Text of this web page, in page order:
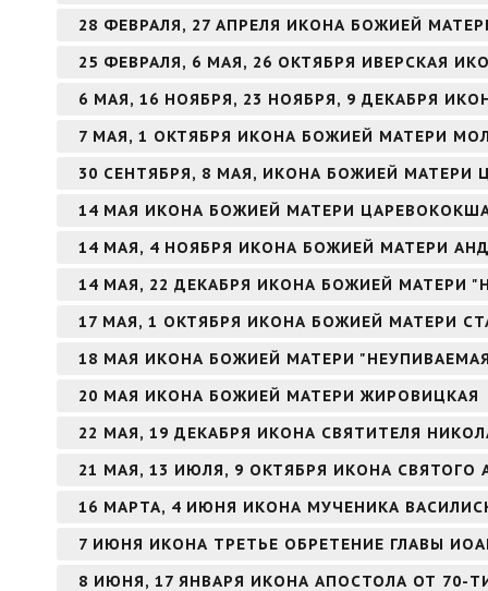
28 ФЕВРАЛЯ, 27 АПРЕЛЯ ИКОНА БОЖИЕЙ
25 ФЕВРАЛЯ, 6 МАЯ, 26 ОКТЯБРЯ ИВЕРСКАЯ
6 МАЯ, 16 НОЯБРЯ, 23 НОЯБРЯ, 9 ДЕКАБРЯ
7 МАЯ, 1 ОКТЯБРЯ ИКОНА БОЖИЕЙ МАТЕРИ
30 СЕНТЯБРЯ, 8 МАЯ, ИКОНА БОЖИЕЙ МАТЕРИ
14 МАЯ ИКОНА БОЖИЕЙ МАТЕРИ
14 МАЯ, 4 НОЯБРЯ ИКОНА БОЖИЕЙ МАТЕРИ
14 МАЯ, 22 ДЕКАБРЯ ИКОНА БОЖИЕЙ МАТЕРИ
17 МАЯ, 1 ОКТЯБРЯ ИКОНА БОЖИЕЙ МАТЕРИ
18 МАЯ ИКОНА БОЖИЕЙ МАТЕРИ
20 МАЯ ИКОНА БОЖИЕЙ МАТЕРИ ЖИРОВИЦКАЯ
22 МАЯ, 19 ДЕКАБРЯ ИКОНА СВЯТИТЕЛЯ
21 МАЯ, 13 ИЮЛЯ, 9 ОКТЯБРЯ ИКОНА
16 МАРТА, 4 ИЮНЯ ИКОНА МУЧЕНИКА
7 ИЮНЯ ИКОНА ТРЕТЬЕ ОБРЕТЕНИЕ ГЛАВЫ
8 ИЮНЯ, 17 ЯНВАРЯ ИКОНА АПОСТОЛА ОТ 70-